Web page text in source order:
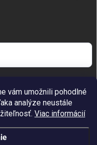
vám umožnili pohodlné
analýze neustále
Viac informácií